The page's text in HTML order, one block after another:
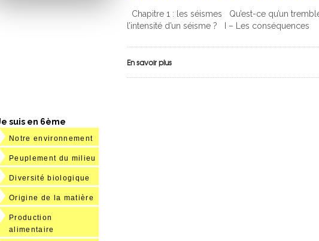
Chapitre 1 : les séismes Qu’est-ce qu’un
l’intensité d’un séisme ? I – Les conséquences
En savoir plus
suis en 6ème
Notre environnement
Peuplement du milieu
Diversité biologique
Origine de la matière
Production
alimentaire